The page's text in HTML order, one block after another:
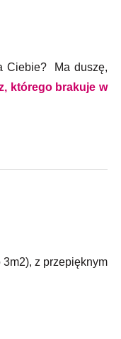
Ciebie? Ma duszę,
którego brakuje w
z przepięknym